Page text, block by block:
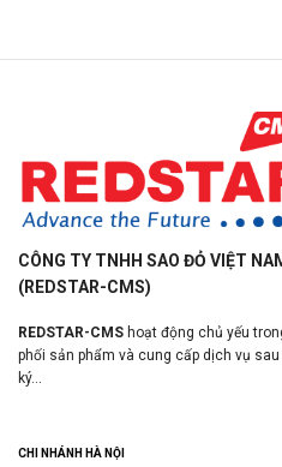
CÔNG TY TNHH SAO ĐỎ VIỆT
(REDSTAR-CMS)
REDSTAR-CMS hoạt động chủ yếu
phối sản phẩm và cung cấp dịch vụ
ký...
CHI NHÁNH HÀ NỘI